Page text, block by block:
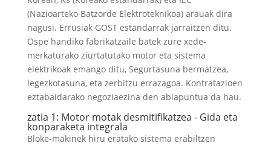
(Nazioarteko Batzorde Elektroteknikoa) arauak dira
nagusi. Errusiak GOST estandarrak jarraitzen ditu.
Ospe handiko fabrikatzaile batek zure xede-
merkaturako ziurtatutako motor eta sistema
elektrikoak emango ditu, Segurtasuna bermatzea,
legezkotasuna, eta zerbitzu errazagoa. Kontratazioen
eztabaidarako negoziaezina den abiapuntua da hau.
zatia 1: Motor motak desmitifikatzea - ​​Gida eta
konparaketa integrala
Bloke-makinek hiru eratako sistema erabiltzen